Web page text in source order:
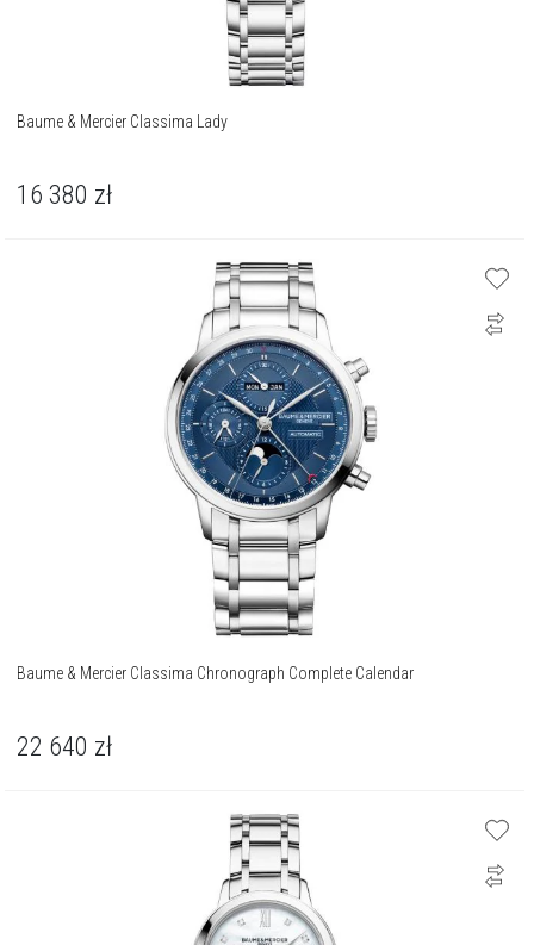
Baume & Mercier Classima Lady
16 380 zł
Baume & Mercier Classima Chronograph Complete Calendar
22 640 zł